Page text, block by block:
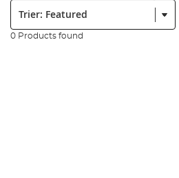
0 Products found